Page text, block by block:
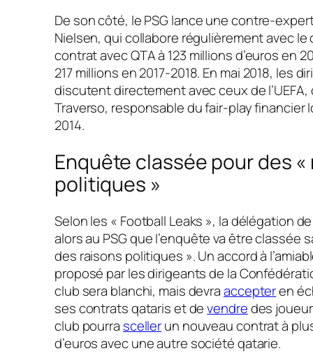
De son côté, le PSG lance une contre-
Nielsen, qui collabore régulièrement avec le
contrat avec QTA à 123 millions d’euros en
217 millions en 2017-2018. En mai 2018, les
discutent directement avec ceux de
Traverso, responsable du fair-play financier
2014.
Enquête classée pour des «
politiques »
Selon les « Football Leaks », la délégation de
alors au PSG que l’enquête va être classée
des raisons politiques ».Un accord à
proposé par les dirigeants de la
club sera blanchi, mais devraaccepteren
ses contrats qataris et devendredes
club pourra scellerun nouveau contrat à
d’euros avec une autre société qatarie.